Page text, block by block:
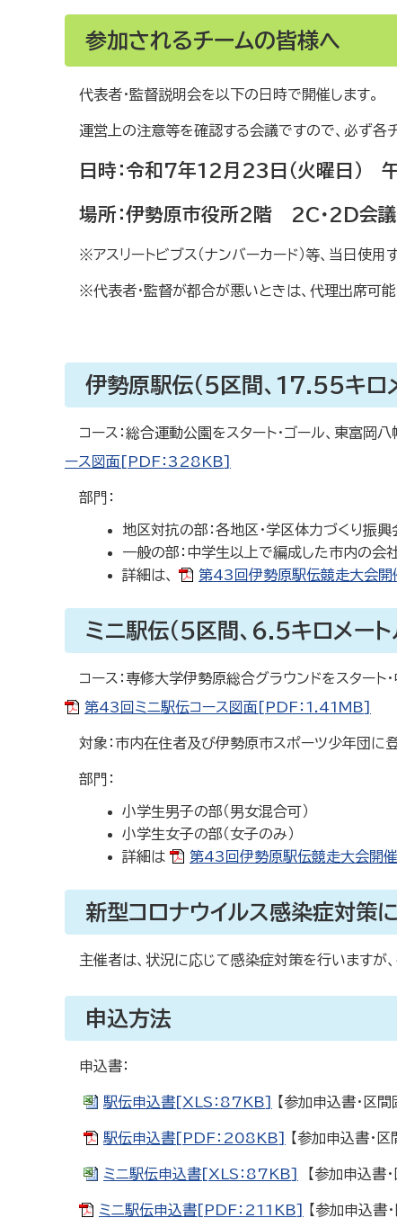
参加されるチームの皆様へ
代表者・監督説明会を以下の日時で開催します。
運営上の注意等を確認する会議ですので、必ず各
日時：令和7年12月23日（火曜日）
場所：伊勢原市役所2階 2C・2D会
※アスリートビブス（ナンバーカード）等、当日使用
※代表者・監督が都合が悪いときは、代理出席可能
伊勢原駅伝（5区間、17.55キロ
コース：総合運動公園をスタート・ゴール、東富岡
ース図面[PDF：328KB]
部門：
地区対抗の部：各地区・学区体力づくり振
一般の部：中学生以上で編成した市内の会
詳細は、
第43回伊勢原駅伝競走大会
ミニ駅伝（5区間、6.5キロメート
コース：専修大学伊勢原総合グラウンドをスタート
第43回ミニ駅伝コース図面[PDF：1.41MB]
対象：市内在住者及び伊勢原市スポーツ少年団に
部門：
小学生男子の部（男女混合可）
小学生女子の部（女子のみ）
詳細は
第43回伊勢原駅伝競走大会開
新型コロナウイルス感染症対策
主催者は、状況に応じて感染症対策を行いますが
申込方法
申込書：
駅伝申込書[XLS：87KB] 【参加申込書・区
駅伝申込書[PDF：208KB] 【参加申込書・
ミニ駅伝申込書[XLS：87KB] 【参加申込書
ミニ駅伝申込書[PDF：211KB] 【参加申込書